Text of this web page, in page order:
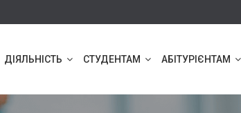
ДІЯЛЬНІСТЬ СТУДЕНТАМ АБІТУРІЄНТАМ